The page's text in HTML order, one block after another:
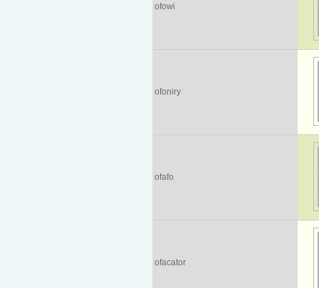
ofowi
ofoniry
ofafo
ofacator